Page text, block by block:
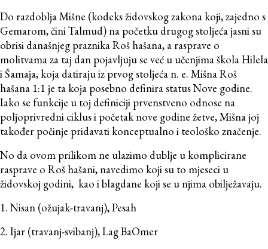
Do razdoblja Mišne (kodeks židovskog zakona koji, zajedno s
Gemarom, čini Talmud) na početku drugog stoljeća jasni su
obrisi današnjeg praznika Roš hašana, a rasprave o
molitvama za taj dan pojavljuju se već u učenjima škola Hilela
i Šamaja, koja datiraju iz prvog stoljeća n. e. Mišna Roš
hašana 1:1 je ta koja posebno definira status Nove godine.
Iako se funkcije u toj definiciji prvenstveno odnose na
poljoprivredni ciklus i početak nove godine žetve, Mišna joj
također počinje pridavati konceptualno i teološko značenje.
No da ovom prilikom ne ulazimo dublje u komplicirane
rasprave o Roš hašani, navedimo koji su to mjeseci u
židovskoj godini, kao i blagdane koji se u njima obilježavaju.
1. Nisan (ožujak-travanj), Pesah
2. Ijar (travanj-svibanj), Lag BaOmer